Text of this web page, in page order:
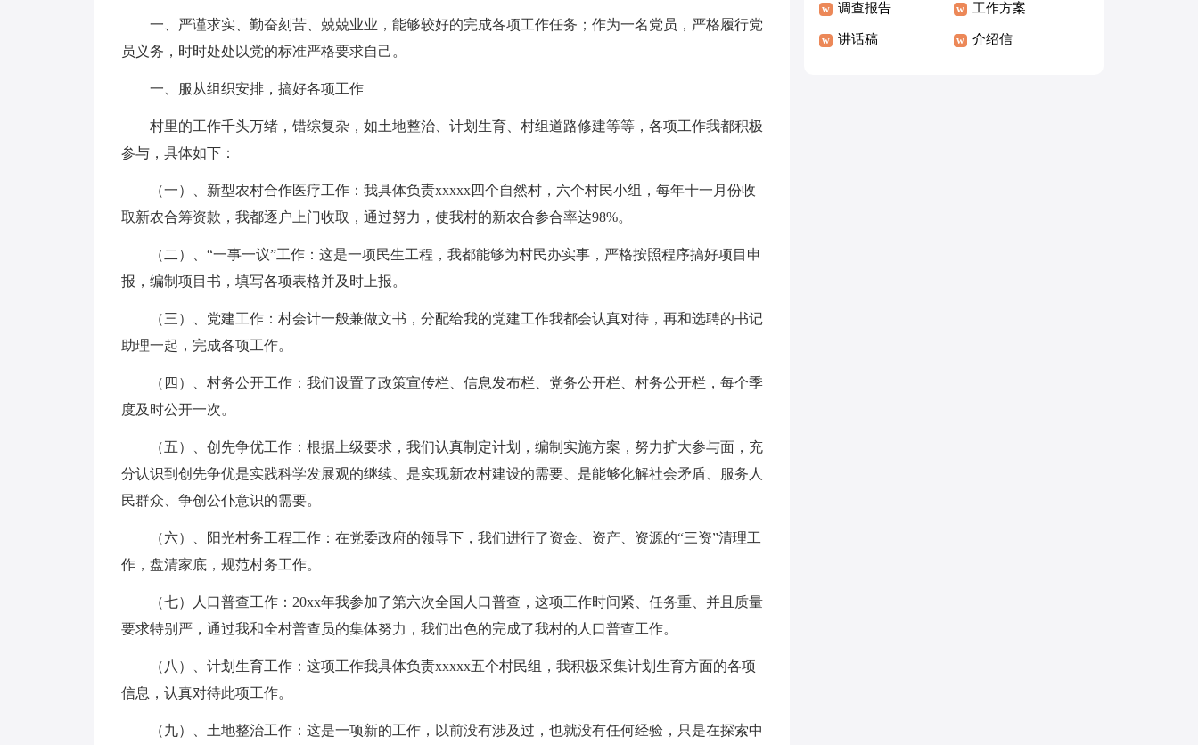
一、严谨求实、勤奋刻苦、兢兢业业，能够较好的完成各项工作任务；作为一名党员，严格履行党
员义务，时时处处以党的标准严格要求自己。
一、服从组织安排，搞好各项工作
村里的工作千头万绪，错综复杂，如土地整治、计划生育、村组道路修建等等，各项工作我都积极
参与，具体如下：
（一）、新型农村合作医疗工作：我具体负责xxxxx四个自然村，六个村民小组，每年十一月份收
取新农合筹资款，我都逐户上门收取，通过努力，使我村的新农合参合率达98%。
（二）、“一事一议”工作：这是一项民生工程，我都能够为村民办实事，严格按照程序搞好项目申
报，编制项目书，填写各项表格并及时上报。
（三）、党建工作：村会计一般兼做文书，分配给我的党建工作我都会认真对待，再和选聘的书记
助理一起，完成各项工作。
（四）、村务公开工作：我们设置了政策宣传栏、信息发布栏、党务公开栏、村务公开栏，每个季
度及时公开一次。
（五）、创先争优工作：根据上级要求，我们认真制定计划，编制实施方案，努力扩大参与面，充
分认识到创先争优是实践科学发展观的继续、是实现新农村建设的需要、是能够化解社会矛盾、服务人
民群众、争创公仆意识的需要。
（六）、阳光村务工程工作：在党委政府的领导下，我们进行了资金、资产、资源的“三资”清理工
作，盘清家底，规范村务工作。
（七）人口普查工作：20xx年我参加了第六次全国人口普查，这项工作时间紧、任务重、并且质量
要求特别严，通过我和全村普查员的集体努力，我们出色的完成了我村的人口普查工作。
（八）、计划生育工作：这项工作我具体负责xxxxx五个村民组，我积极采集计划生育方面的各项
信息，认真对待此项工作。
（九）、土地整治工作：这是一项新的工作，以前没有涉及过，也就没有任何经验，只是在探索中
调查报告 工作方案
讲话稿 介绍信